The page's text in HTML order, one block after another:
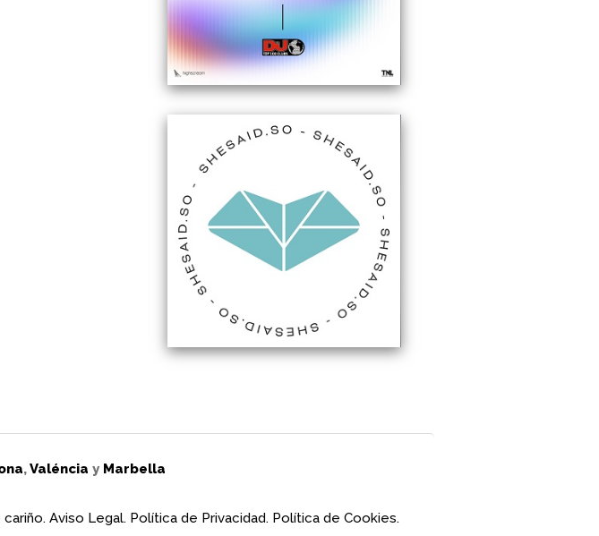
,Valéncia y Marbella
Aviso Legal. Política de Privacidad. Política de Cookies.